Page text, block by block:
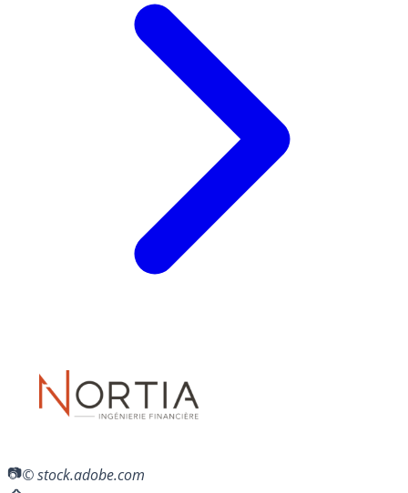
© stock.adobe.com